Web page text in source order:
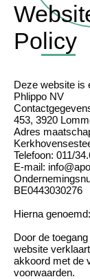
Policy
Deze website is
Phlippo NV
453, 3920
Adres
Telefoon: 011/
E-mail:
BE0443030276
Hierna
Door de
website
akkoord met de
voorwaarden.